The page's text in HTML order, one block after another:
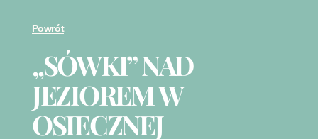
Powrót
„SÓWKI” NAD
JEZIOREM W
OSIECZNEJ